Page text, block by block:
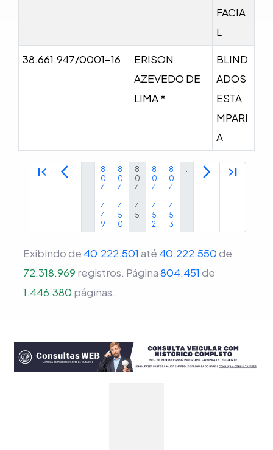
FACIA
L
38.661.947/0001-16
ERISON
AZEVEDO DE
LIMA *
BLIND
ADOS
ESTA
MPARI
A
first_page arrow_back_ios
.
.
.
8
0
4
.
4
4
9
8
0
4
.
4
5
0
8
0
4
.
4
5
1
8
0
4
.
4
5
2
8
0
4
.
4
5
3
.
.
.
arrow_forward_ios last_page
Exibindo de 40.222.501 até 40.222.550de
72.318.969 registros. Página804.451 de
1.446.380 páginas.